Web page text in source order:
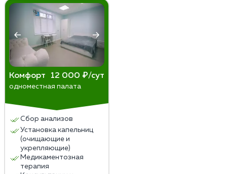
Комфорт 12 000 ₽/сут
одноместная палата
Сбор анализов
Установка капельниц
(очищающие и
укрепляющие)
Медикаментозная
терапия